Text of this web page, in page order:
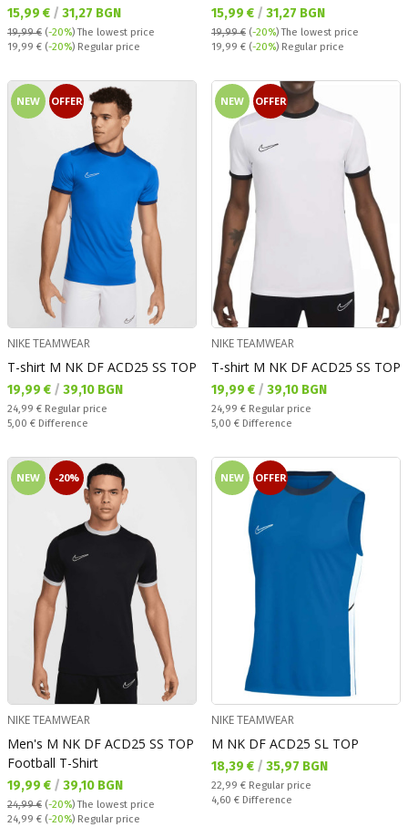
Текуща цена:
15,99 € / 31,27 BGN
19,99 € (-20%)The lowest price
Regular price:
19,99 € (-20%) Regular price
Текуща цена:
15,99 € / 31,27 BGN
19,99 € (-20%)The lowest price
Regular price:
19,99 € (-20%) Regular price
NEW OFFER
NIKE TEAMWEAR
T-shirt M NK DF ACD25 SS TOP
Текуща цена:
19,99 € / 39,10 BGN
Regular price:
24,99 € Regular price
Спестявате:
5,00 € Difference
NEW OFFER
NIKE TEAMWEAR
T-shirt M NK DF ACD25 SS TOP
Текуща цена:
19,99 € / 39,10 BGN
Regular price:
24,99 € Regular price
Спестявате:
5,00 € Difference
NEW -20%
NIKE TEAMWEAR
Men's M NK DF ACD25 SS TOP
Football T-Shirt
Текуща цена:
19,99 € / 39,10 BGN
24,99 € (-20%)The lowest price
Regular price:
24,99 € (-20%) Regular price
NEW OFFER
NIKE TEAMWEAR
M NK DF ACD25 SL TOP
Текуща цена:
18,39 € / 35,97 BGN
Regular price:
22,99 € Regular price
Спестявате:
4,60 € Difference